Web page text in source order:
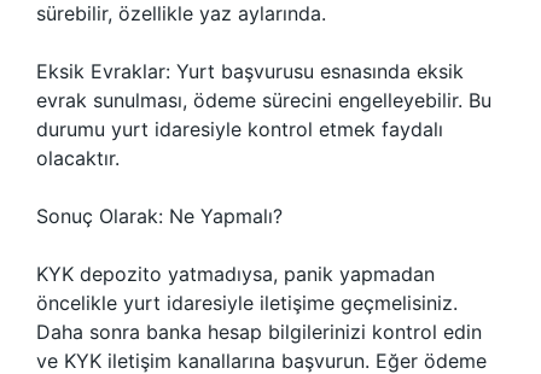
sürebilir, özellikle yaz aylarında.
Eksik Evraklar: Yurt başvurusu esnasında eksik
evrak sunulması, ödeme sürecini engelleyebilir. Bu
durumu yurt idaresiyle kontrol etmek faydalı
olacaktır.
Sonuç Olarak: Ne Yapmalı?
KYK depozito yatmadıysa, panik yapmadan
öncelikle yurt idaresiyle iletişime geçmelisiniz.
Daha sonra banka hesap bilgilerinizi kontrol edin
ve KYK iletişim kanallarına başvurun. Eğer ödeme